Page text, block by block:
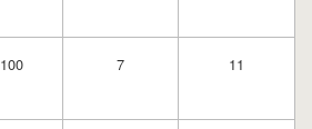
100 7 11